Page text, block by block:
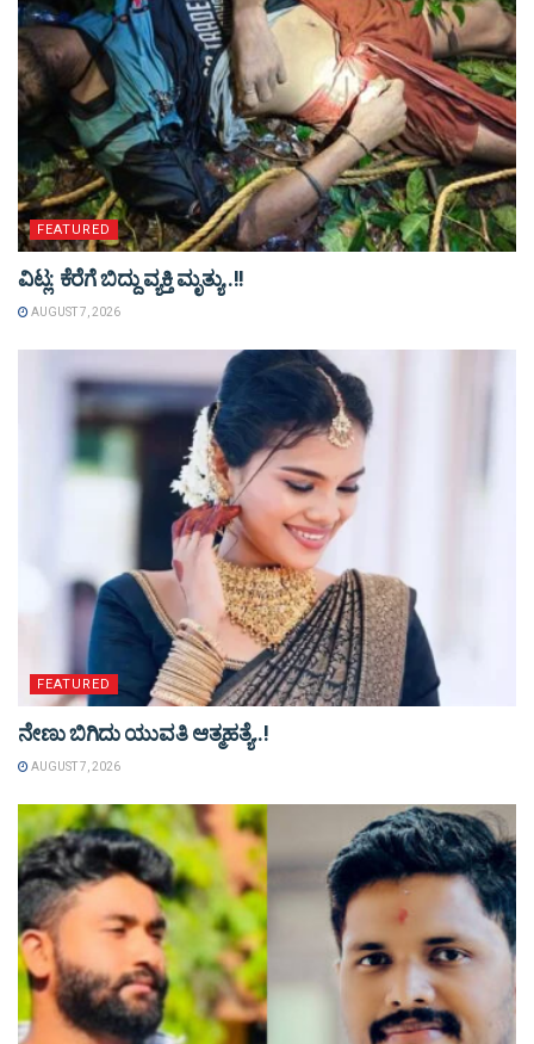
FEATURED
ವಿಟ್ಲ: ಕೆರೆಗೆ ಬಿದ್ದು ವ್ಯಕ್ತಿ ಮೃತ್ಯು..!!
AUGUST 7, 2026
FEATURED
ನೇಣು ಬಿಗಿದು ಯುವತಿ ಆತ್ಮಹತ್ಯೆ..!
AUGUST 7, 2026